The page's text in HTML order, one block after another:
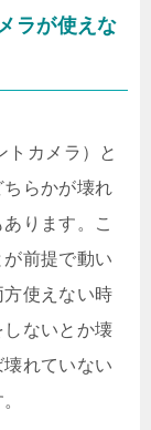
ラが使えな
トカメラ）と
らかが壊れ
ります。こ
前提で動い
使えない時
ないとか壊
れていない